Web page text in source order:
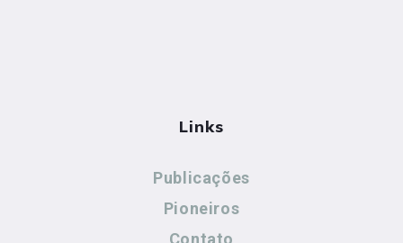
Links
Publicações
Pioneiros
Contato